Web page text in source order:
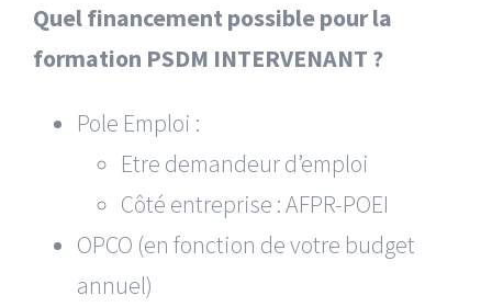
Quel financement possible pour la
formation PSDM INTERVENANT ?
Pole Emploi :
Etre demandeur d’emploi
Côté entreprise : AFPR-POEI
OPCO (en fonction de votre budget
annuel)